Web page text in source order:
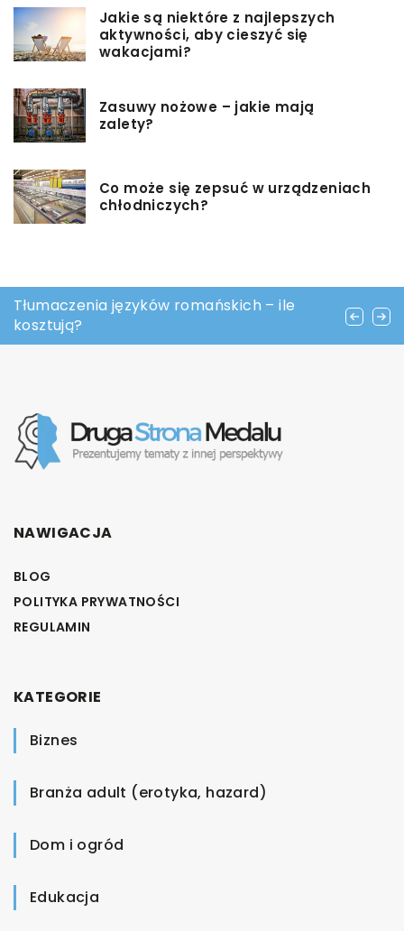
Jakie są niektóre z najlepszych
aktywności, aby cieszyć się
wakacjami?
Zasuwy nożowe – jakie mają
zalety?
Co może się zepsuć w urządzeniach
chłodniczych?
Wiosenne porządki – czyli sposoby na
opróżnianie piwnicy oraz starych mebli
Tłumaczenia języków romańskich – ile
kosztują?
Części klimatyzacji samochodowej, które
mogą ulec awarii
NAWIGACJA
BLOG
POLITYKA PRYWATNOŚCI
REGULAMIN
KATEGORIE
Biznes
Branża adult (erotyka, hazard)
Dom i ogród
Edukacja